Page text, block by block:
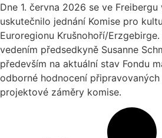
Dne 1. června 2026 se ve
uskutečnilo jednání Komise pro
Euroregionu Krušnohoří/
vedením předsedkyně Susanne
především na aktuální stav Fondu
odborné hodnocení
projektové záměry komise.